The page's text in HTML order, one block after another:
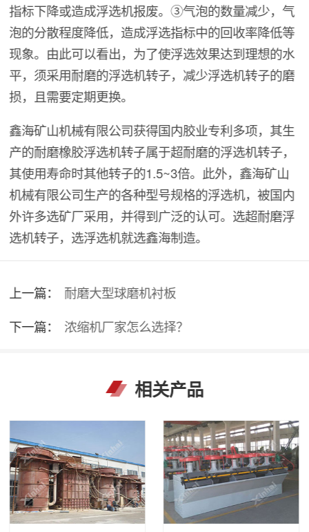
指标下降或造成浮选机报废。③气泡的数量减少，气
泡的分散程度降低，造成浮选指标中的回收率降低等
现象。由此可以看出，为了使浮选效果达到理想的水
平，须采用耐磨的浮选机转子，减少浮选机转子的磨
损，且需要定期更换。
鑫海矿山机械有限公司获得国内胶业专利多项，其生
产的耐磨橡胶浮选机转子属于超耐磨的浮选机转子，
其使用寿命时其他转子的1.5~3倍。此外，鑫海矿山
机械有限公司生产的各种型号规格的浮选机，被国内
外许多选矿厂采用，并得到广泛的认可。选超耐磨浮
选机转子，选浮选机就选鑫海制造。
上一篇：
耐磨大型球磨机衬板
下一篇：
浓缩机厂家怎么选择？
相关产品